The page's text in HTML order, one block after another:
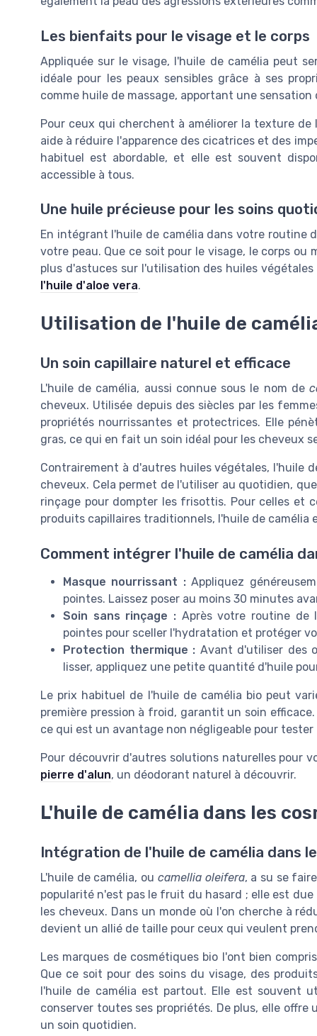
Les bienfaits pour le visage et le corps
Appliquée sur le visage, l'huile de camélia peut
idéale pour les peaux sensibles grâce à ses
comme huile de massage, apportant une
Pour ceux qui cherchent à améliorer la texture
aide à réduire l'apparence des cicatrices et des
habituel est abordable, et elle est souvent
accessible à tous.
Une huile précieuse pour les soins
En intégrant l'huile de camélia dans votre routine
votre peau. Que ce soit pour le visage, le corps ou
plus d'astuces sur l'utilisation des huiles
l'huile d'aloe vera.
Utilisation de l'huile de
Un soin capillaire naturel et efficace
L'huile de camélia, aussi connue sous le nom de
cheveux. Utilisée depuis des siècles par les
propriétés nourrissantes et protectrices. Elle
gras, ce qui en fait un soin idéal pour les cheveux
Contrairement à d'autres huiles végétales, l'huile
cheveux. Cela permet de l'utiliser au quotidien,
rinçage pour dompter les frisottis. Pour celles et
produits capillaires traditionnels, l'huile de camélia
Comment intégrer l'huile de camélia
Masque nourrissant :Appliquez
pointes. Laissez poser au moins 30 minutes
Soin sans rinçage :Après votre routine de
pointes pour sceller l'hydratation et protéger
Protection thermique : Avant d'utiliser des
lisser, appliquez une petite quantité d'huile
Le prix habituel de l'huile de camélia bio peut
première pression à froid, garantit un soin
ce qui est un avantage non négligeable pour
Pour découvrir d'autres solutions naturelles pour
pierre d'alun, un déodorant naturel à découvrir.
L'huile de camélia dans les
Intégration de l'huile de camélia dans
L'huile de camélia, ou camellia oleifera, a su se
popularité n'est pas le fruit du hasard ; elle est
les cheveux. Dans un monde où l'on cherche à
devient un allié de taille pour ceux qui veulent
Les marques de cosmétiques bio l'ont bien
Que ce soit pour des soins du visage, des
l'huile de camélia est partout. Elle est souvent
conserver toutes ses propriétés. De plus, elle
un soin quotidien.